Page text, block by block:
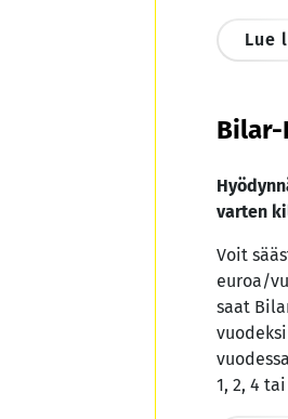
Lue
Bilar-
varten
Voit
euroa/
saat
1, 2, 4